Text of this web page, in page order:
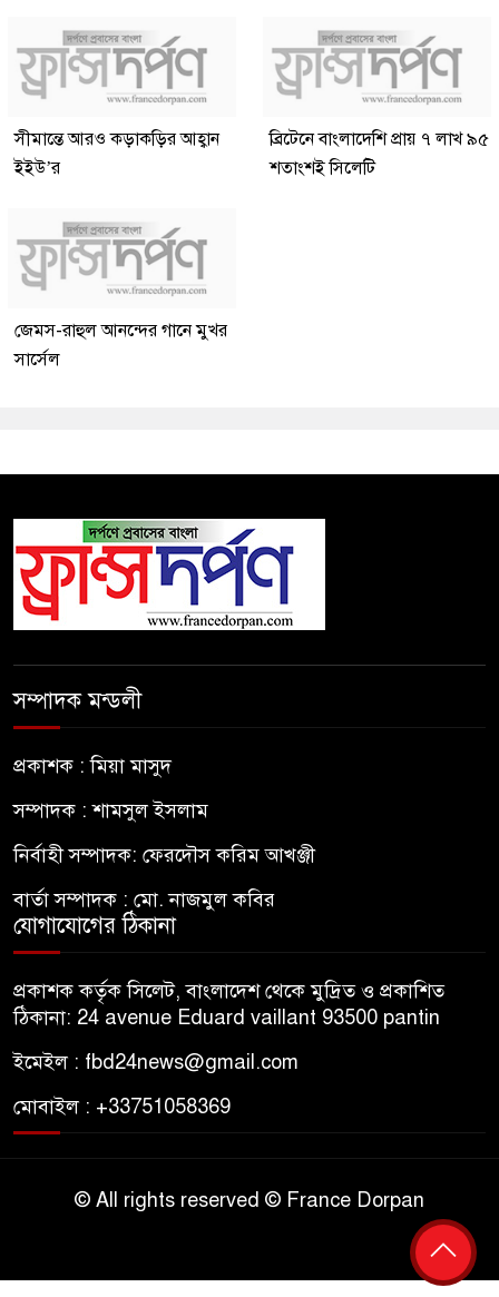
সীমান্তে আরও কড়াকড়ির আহ্বান
ইইউ’র
ব্রিটেনে বাংলাদেশি প্রায় ৭ লাখ ৯৫
শতাংশই সিলেটি
জেমস-রাহুল আনন্দের গানে মুখর
সার্সেল
সম্পাদক মন্ডলী
প্রকাশক : মিয়া মাসুদ
সম্পাদক : শামসুল ইসলাম
নির্বাহী সম্পাদক: ফেরদৌস করিম আখঞ্জী
বার্তা সম্পাদক : মো. নাজমুল কবির
যোগাযোগের ঠিকানা
প্রকাশক কর্তৃক সিলেট, বাংলাদেশ থেকে মুদ্রিত ও প্রকাশিত
ঠিকানা: 24 avenue Eduard vaillant 93500 pantin
ইমেইল : fbd24news@gmail.com
মোবাইল : +33751058369
© All rights reserved © France Dorpan